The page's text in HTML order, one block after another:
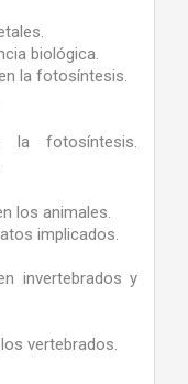
biológica.
la fotosíntesis.
la fotosíntesis.
los animales.
implicados.
invertebrados y
vertebrados.